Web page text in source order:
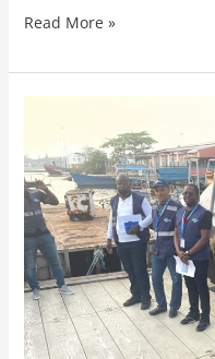
Read More »